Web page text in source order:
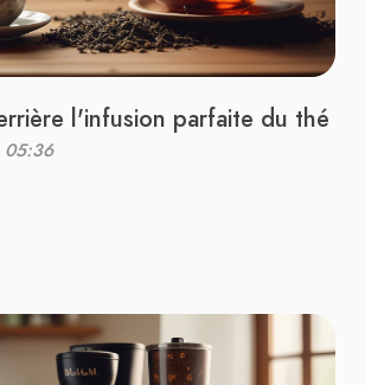
l'infusion parfaite du thé
05:36